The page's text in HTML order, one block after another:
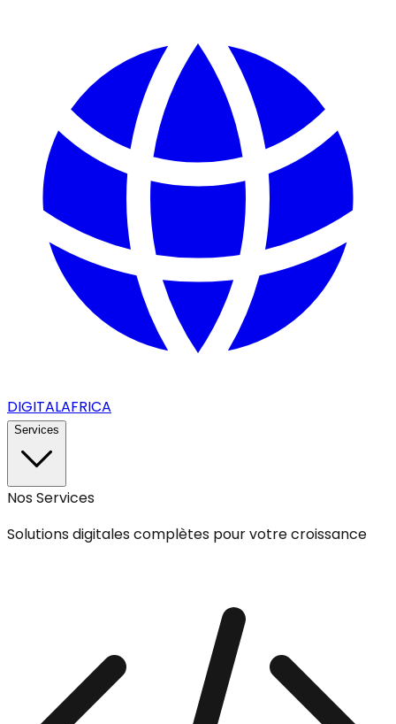
DIGITALAFRICA
Services
Nos Services
Solutions digitales complètes pour votre croissance